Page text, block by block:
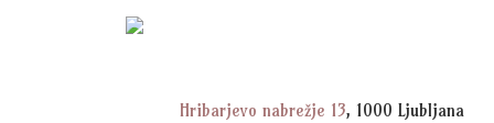
Hribarjevo nabrežje 13, 1000 Ljubljana